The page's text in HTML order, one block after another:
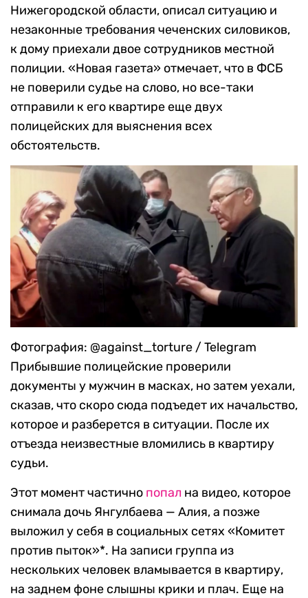
Нижегородской области, описал ситуацию и
незаконные требования чеченских силовиков,
к дому приехали двое сотрудников местной
полиции. «Новая газета» отмечает, что в ФСБ
не поверили судье на слово, но все-таки
отправили к его квартире еще двух
полицейских для выяснения всех
обстоятельств.
Фотография: @against_torture / Telegram
Прибывшие полицейские проверили
документы у мужчин в масках, но затем уехали,
сказав, что скоро сюда подъедет их начальство,
которое и разберется в ситуации. После их
отъезда неизвестные вломились в квартиру
судьи.
Этот момент частично попал на видео, которое
снимала дочь Янгулбаева — Алия, а позже
выложил у себя в социальных сетях «Комитет
против пыток»*. На записи группа из
нескольких человек вламывается в квартиру,
на заднем фоне слышны крики и плач. Еще на